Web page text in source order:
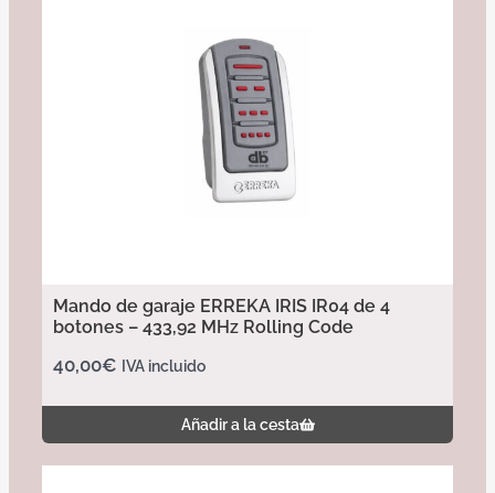
Mando de garaje ERREKA IRIS IR04 de 4
botones – 433,92 MHz Rolling Code
40,00€ IVA incluido
Añadir a la cesta